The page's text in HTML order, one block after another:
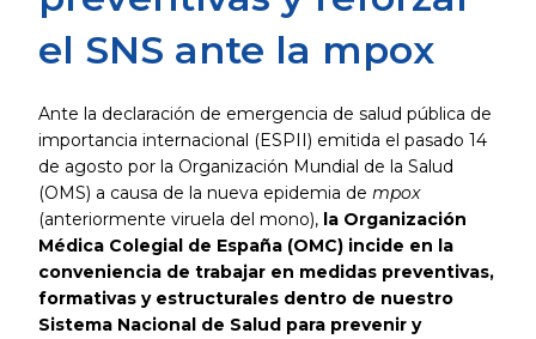
el SNS ante la mpox
Ante la declaración de emergencia de salud pública de
importancia internacional (ESPII) emitida el pasado 14
de agosto por la Organización Mundial de la Salud
(OMS) a causa de la nueva epidemia de mpox
(anteriormente viruela del mono), la Organización
Médica Colegial de España (OMC) incide en la
conveniencia de trabajar en medidas preventivas,
formativas y estructurales dentro de nuestro
Sistema Nacional de Salud para prevenir y